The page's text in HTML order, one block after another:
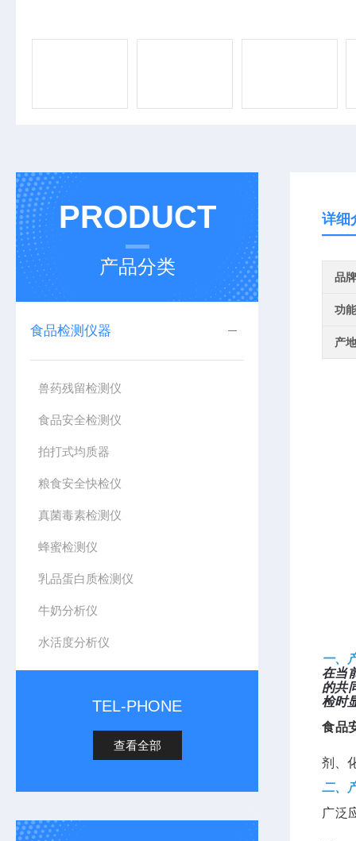
PRODUCT
产品分类
食品检测仪器
兽药残留检测仪
食品安全检测仪
拍打式均质器
粮食安全快检仪
真菌毒素检测仪
蜂蜜检测仪
乳品蛋白质检测仪
牛奶分析仪
水活度分析仪
TEL-PHONE
查看全部
详细
品牌
功
产
一、
在当
的共
检时
食品
剂、
二、
广泛